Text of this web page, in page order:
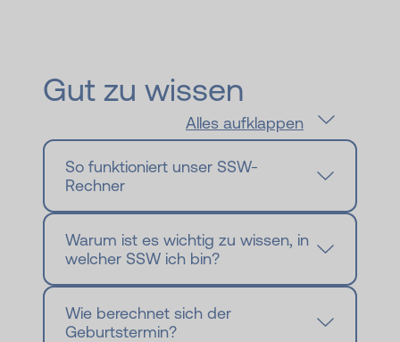
Gut zu wissen
Alles aufklappen
So funktioniert unser SSW-
Rechner
Warum ist es wichtig zu wissen, in
welcher SSW ich bin?
Wie berechnet sich der
Geburtstermin?